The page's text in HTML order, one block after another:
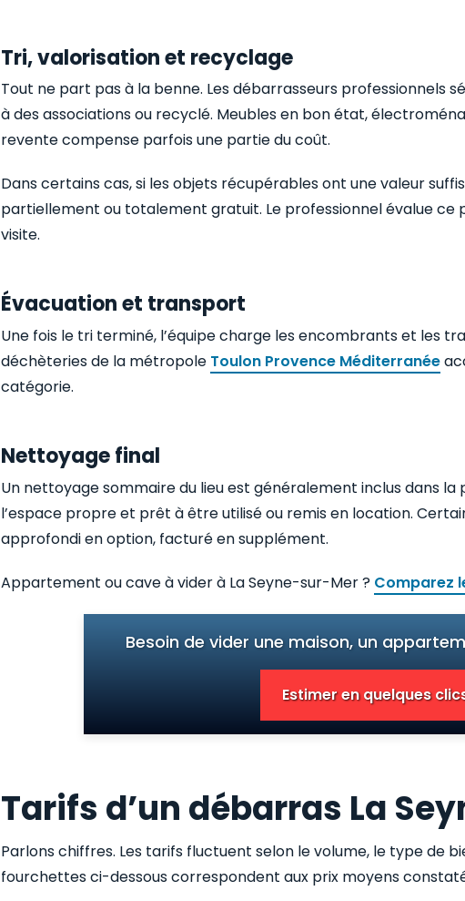
Tri, valorisation et recyclage
Tout ne part pas à la benne. Les débarrasseurs professionnels
à des associations ou recyclé. Meubles en bon état,
revente compense parfois une partie du coût.
Dans certains cas, si les objets récupérables ont une valeur
partiellement ou totalement gratuit. Le professionnel évalue
visite.
Évacuation et transport
Une fois le tri terminé, l’équipe charge les encombrants et les
déchèteries de la métropole Toulon Provence Méditerranée
catégorie.
Nettoyage final
Un nettoyage sommaire du lieu est généralement inclus dans la
l’espace propre et prêt à être utilisé ou remis en location.
approfondi en option, facturé en supplément.
Appartement ou cave à vider à La Seyne-sur-Mer ? Comparez
Besoin de vider une maison, un
Estimer en quelques
Tarifs d’un débarras La
Parlons chiffres. Les tarifs fluctuent selon le volume, le type de
fourchettes ci-dessous correspondent aux prix moyens